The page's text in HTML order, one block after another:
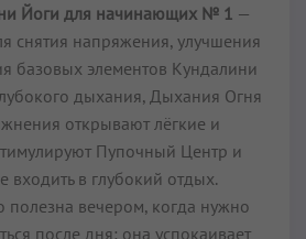
Йоги для начинающих № 1 —
снятия напряжения, улучшения
базовых элементов Кундалини
дыхания, Дыхания Огня
открывают лёгкие и
Пупочный Центр и
входить в глубокий отдых.
полезна вечером, когда нужно
после дня: она успокаивает